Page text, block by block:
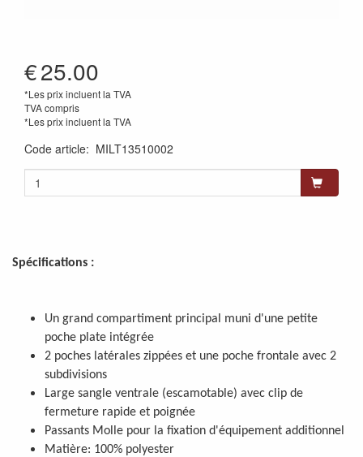
€25.00
*Les prix incluent la TVA
TVA compris
*Les prix incluent la TVA
Code article: MILT13510002
Spécifications :
Un grand compartiment principal muni d'une petite
poche plate intégrée
2 poches latérales zippées et une poche frontale avec 2
subdivisions
Large sangle ventrale (escamotable) avec clip de
fermeture rapide et poignée
Passants Molle pour la fixation d'équipement additionnel
Matière: 100% polyester